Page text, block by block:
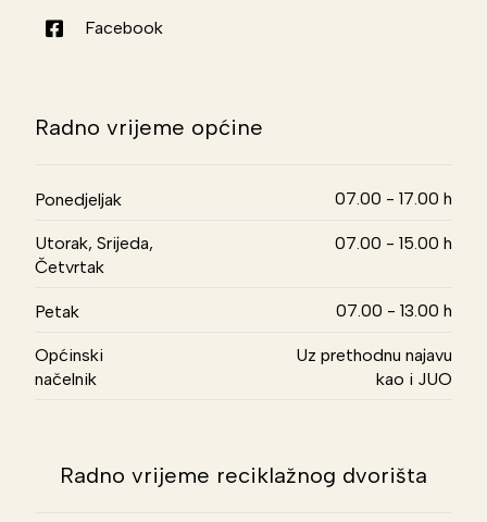
Facebook
Radno vrijeme općine
Ponedjeljak 07.00 - 17.00 h
Utorak, Srijeda,
Četvrtak
07.00 - 15.00 h
Petak 07.00 - 13.00 h
Općinski
načelnik
Uz prethodnu najavu
kao i JUO
Radno vrijeme reciklažnog dvorišta